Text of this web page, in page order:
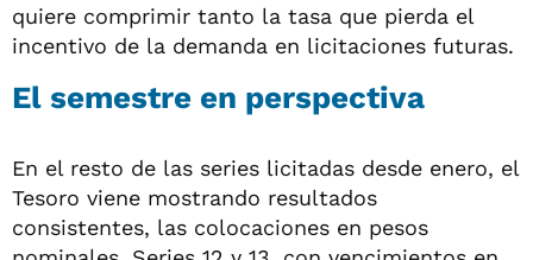
quiere comprimir tanto la tasa que pierda el
incentivo de la demanda en licitaciones futuras.
El semestre en perspectiva
En el resto de las series licitadas desde enero, el
Tesoro viene mostrando resultados
consistentes, las colocaciones en pesos